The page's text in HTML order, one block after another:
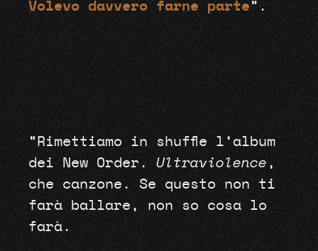
Volevo davvero farne parte ”.
“Rimettiamo in shuffle l’album
dei New Order. Ultraviolence ,
che canzone. Se questo non ti
farà ballare, non so cosa lo
farà.